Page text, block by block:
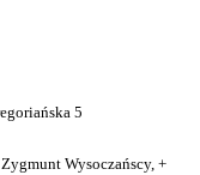
5
Wysoczańscy, +